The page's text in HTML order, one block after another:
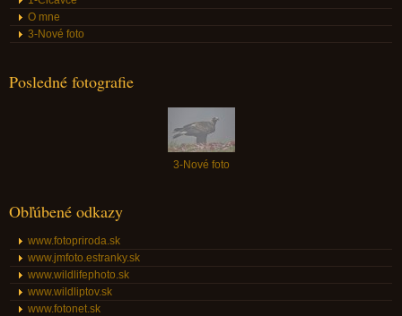
O mne
3-Nové foto
Posledné fotografie
3-Nové foto
Obľúbené odkazy
www.fotopriroda.sk
www.jmfoto.estranky.sk
www.wildlifephoto.sk
www.wildliptov.sk
www.fotonet.sk